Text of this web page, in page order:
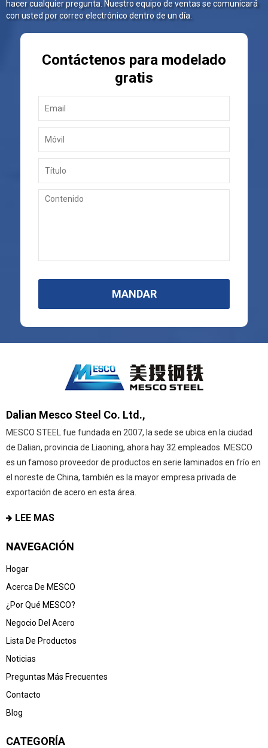
hacer cualquier pregunta. Nuestro equipo de ventas se comunicará
con usted por correo electrónico dentro de un día.
Contáctenos para modelado
gratis
MANDAR
Dalian Mesco Steel Co. Ltd.,
MESCO STEEL fue fundada en 2007, la sede se ubica en la ciudad
de Dalian, provincia de Liaoning, ahora hay 32 empleados. MESCO
es un famoso proveedor de productos en serie laminados en frío en
el noreste de China, también es la mayor empresa privada de
exportación de acero en esta área.
LEE MAS
NAVEGACIÓN
Hogar
Acerca De MESCO
¿Por Qué MESCO?
Negocio Del Acero
Lista De Productos
Noticias
Preguntas Más Frecuentes
Contacto
Blog
CATEGORÍA